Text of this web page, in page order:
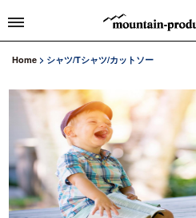
Home > シャツ/Tシャツ/カットソー